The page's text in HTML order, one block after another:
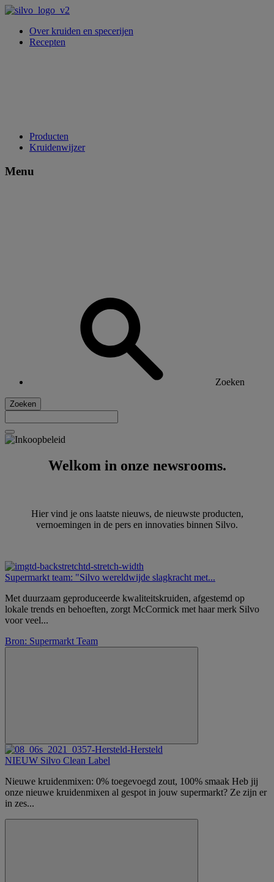
Over kruiden en specerijen
Recepten
Producten
Kruidenwijzer
Menu
Zoeken
Zoeken
Welkom in onze newsrooms.
Hier vind je ons laatste nieuws, de nieuwste producten,
vernoemingen in de pers en innovaties binnen Silvo.
Supermarkt team: "Silvo wereldwijde slagkracht met...
Met duurzaam geproduceerde kwaliteitskruiden, afgestemd op
lokale trends en behoeften, zorgt McCormick met haar merk Silvo
voor veel...
Bron: Supermarkt Team
NIEUW Silvo Clean Label
Nieuwe kruidenmixen: 0% toegevoegd zout, 100% smaak Heb jij
onze nieuwe kruidenmixen al gespot in jouw supermarkt? Ze zijn er
in zes...